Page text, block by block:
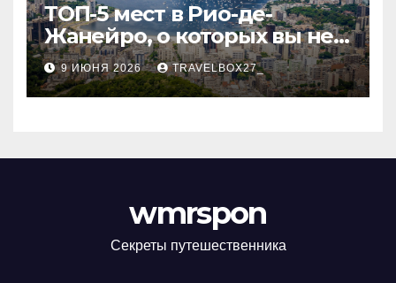
ТОП-5 мест в Рио-де-
Жанейро, о которых вы не
знали
9 ИЮНЯ 2026 TRAVELBOX27_
wmrspon
Секреты путешественника